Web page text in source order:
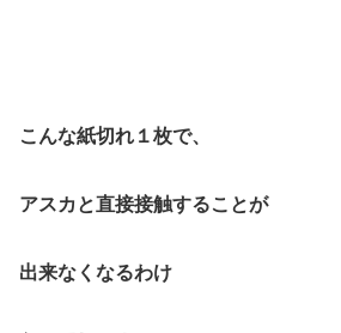
こんな紙切れ１枚で、
アスカと直接接触することが
出来なくなるわけ